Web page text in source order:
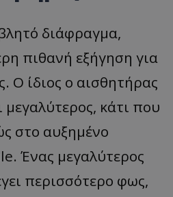
διάφραγμα,
πιθανή εξήγηση για
Ο ίδιος ο αισθητήρας
μεγαλύτερος, κάτι που
στο αυξημένο
Ένας μεγαλύτερος
περισσότερο φως,